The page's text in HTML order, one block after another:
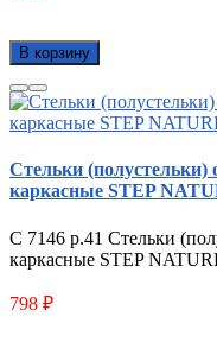
В корзину
Стельки (полустельки)
каркасные STEP
С 7146 р.41 Стельки
каркасные STEP
798 ₽